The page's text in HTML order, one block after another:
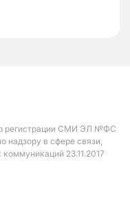
регистрации СМИ ЭЛ №ФС
надзору в сфере связи,
23.11.2017